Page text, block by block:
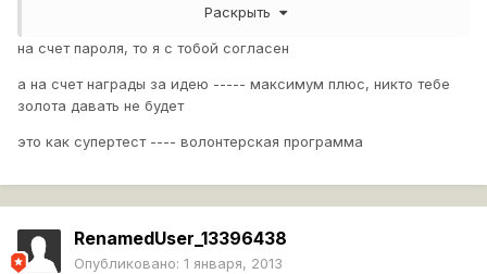
32152626fsadsda.Думаю это хорошая идея + это
времени),взломщик думает что взломал ваш акк,имеет
полный контроль над ней,но не тут то было,придется
взламывать спец.пароль еще где нибудь дней 30
предлагать данную функцию игрокам.Типо защити свой
покупку снарядов.
И еще,полагается ли мне награда за данную идею в
Раскрыть
на счет пароля, то я с тобой согласен
а на счет награды за идею ----- максимум плюс, никто тебе
золота давать не будет
это как супертест ---- волонтерская программа
RenamedUser_13396438
Опубликовано: 1 января, 2013